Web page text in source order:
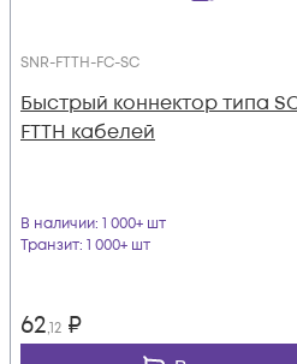
SNR-FTTH-FC-SC
Быстрый коннектор типа
FTTH кабелей
В наличии: 1 000+ шт
Транзит: 1 000+ шт
62,12 ₽